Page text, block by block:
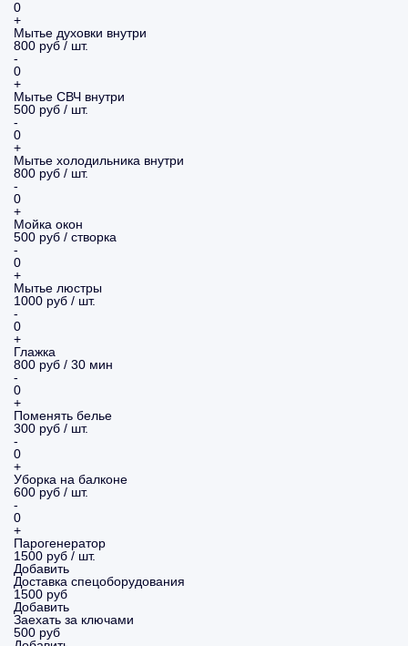
0
+
Мытье духовки внутри
800 руб / шт.
-
0
+
Мытье СВЧ внутри
500 руб / шт.
-
0
+
Мытье холодильника внутри
800 руб / шт.
-
0
+
Мойка окон
500 руб / створка
-
0
+
Мытье люстры
1000 руб / шт.
-
0
+
Глажка
800 руб / 30 мин
-
0
+
Поменять белье
300 руб / шт.
-
0
+
Уборка на балконе
600 руб / шт.
-
0
+
Парогенератор
1500 руб / шт.
Добавить
Доставка спецоборудования
1500 руб
Добавить
Заехать за ключами
500 руб